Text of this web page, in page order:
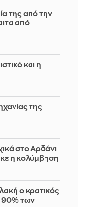
της από την
από
και η
της
στο Αρδάνι
η κολύμβηση
ο κρατικός
90% των